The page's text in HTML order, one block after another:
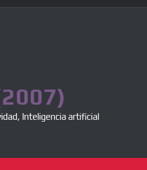
Inteligencia artificial